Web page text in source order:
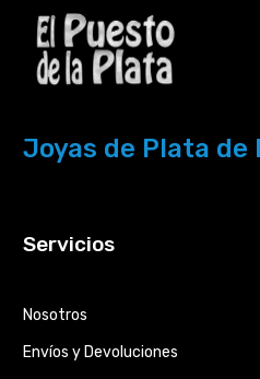
Joyas de Plata de
Servicios
Nosotros
Envíos y Devoluciones